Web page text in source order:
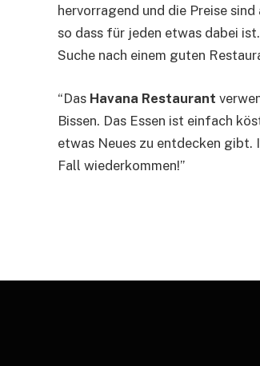
hervorragend und die Preise
so dass für jeden etwas dabei
Suche nach einem guten
“Das Havana Restaurant
Bissen. Das Essen ist einfach
etwas Neues zu entdecken gibt.
Fall wiederkommen!”